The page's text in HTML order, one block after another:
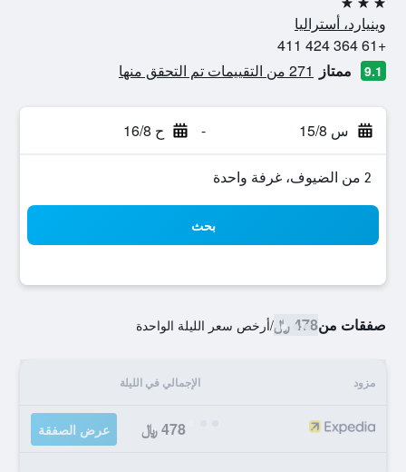
3 نجوم
وينيارد، أستراليا
+61 364 424 411
9.1 ممتاز 271 من التقييمات تم التحقق منها
س 15/8 - ح 16/8
2 من الضيوف، غرفة واحدة
بحث
صفقات من478 ﷼ /أرخص سعر الليلة الواحدة
مزود الإجمالي في الليلة
478 ﷼ عرض الصفقة